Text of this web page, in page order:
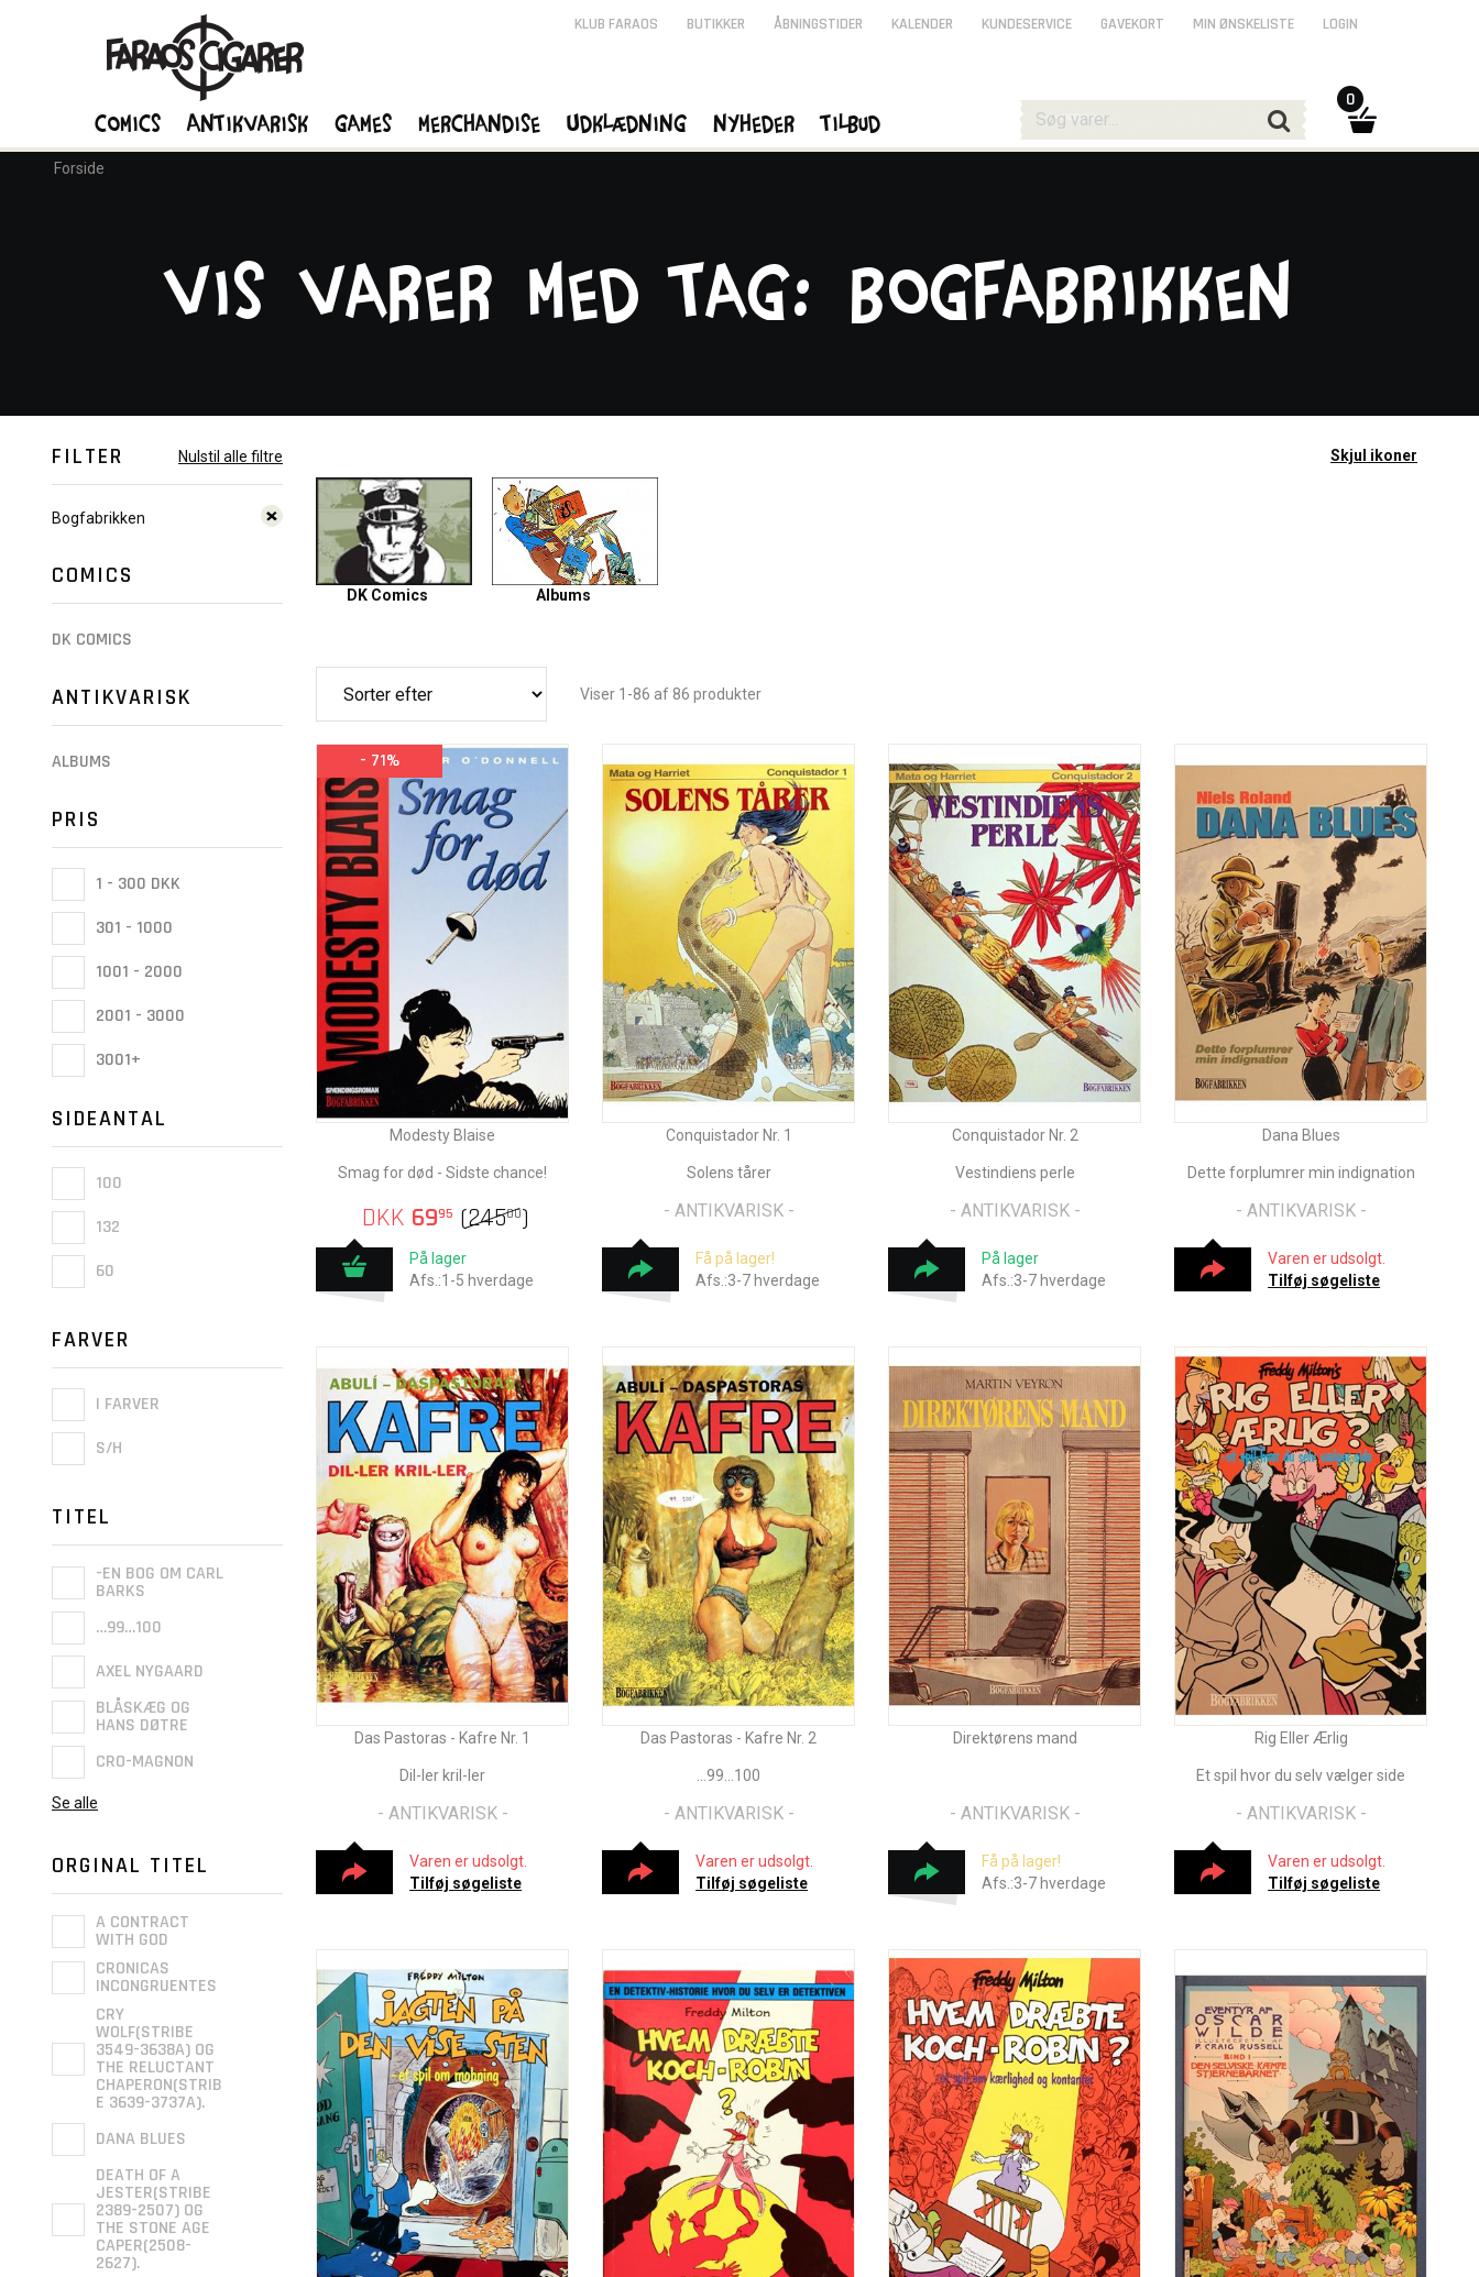
Forside
Vis varer med tag: Bogfabrikken
FILTER Nulstil alle filtre
Bogfabrikken
COMICS
DK COMICS
ANTIKVARISK
ALBUMS
PRIS
1 - 300 DKK
301 - 1000
1001 - 2000
2001 - 3000
3001+
SIDEANTAL
100
132
60
FARVER
I FARVER
S/H
TITEL
-EN BOG OM CARL
BARKS
…99…100
AXEL NYGAARD
BLÅSKÆG OG
HANS DØTRE
CRO-MAGNON
Se alle
ORGINAL TITEL
A CONTRACT
WITH GOD
CRONICAS
INCONGRUENTES
CRY
WOLF(STRIBE
3549-3638A) OG
THE RELUCTANT
CHAPERON(STRIB
E 3639-3737A).
DANA BLUES
DEATH OF A
JESTER(STRIBE
2389-2507) OG
THE STONE AGE
CAPER(2508-
2627).
Skjul ikoner
DK Comics Albums
Viser 1-86 af 86 produkter
- 71%
Modesty Blaise
Smag for død - Sidste chance!
DKK 6995 (24500)
På lager
Afs.:1-5 hverdage
Conquistador Nr. 1
Solens tårer
- ANTIKVARISK -
Få på lager!
Afs.:3-7 hverdage
Conquistador Nr. 2
Vestindiens perle
- ANTIKVARISK -
På lager
Afs.:3-7 hverdage
Dana Blues
Dette forplumrer min indignation
- ANTIKVARISK -
Varen er udsolgt.
Tilføj søgeliste
Das Pastoras - Kafre Nr. 1
Dil-ler kril-ler
- ANTIKVARISK -
Varen er udsolgt.
Tilføj søgeliste
Das Pastoras - Kafre Nr. 2
…99…100
- ANTIKVARISK -
Varen er udsolgt.
Tilføj søgeliste
Direktørens mand
- ANTIKVARISK -
Få på lager!
Afs.:3-7 hverdage
Rig Eller Ærlig
Et spil hvor du selv vælger side
- ANTIKVARISK -
Varen er udsolgt.
Tilføj søgeliste
KLUB FARAOS BUTIKKER ÅBNINGSTIDER KALENDER KUNDESERVICE GAVEKORT MIN ØNSKELISTE LOGIN
Comics Antikvarisk Games Merchandise Udklædning Nyheder Tilbud
0